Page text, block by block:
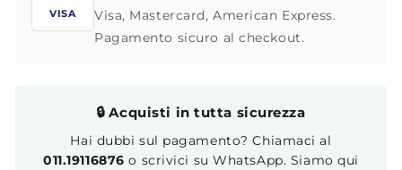
VISA
Visa, Mastercard, American Express.
Pagamento sicuro al checkout.
🔒 Acquisti in tutta sicurezza
Hai dubbi sul pagamento? Chiamaci al
011.19116876 o scrivici su WhatsApp. Siamo qui